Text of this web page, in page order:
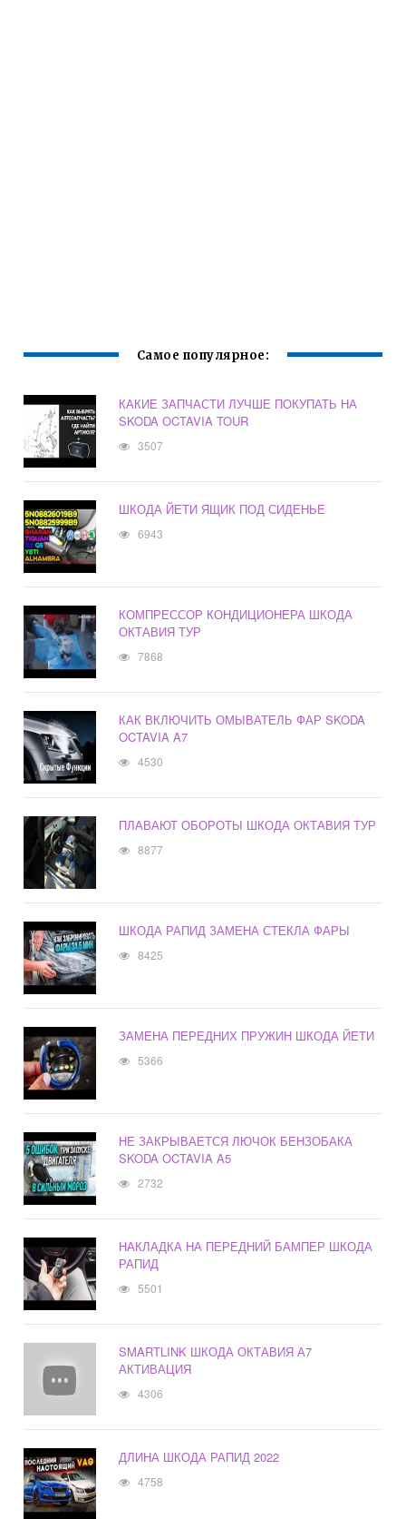
Самое популярное:
КАКИЕ ЗАПЧАСТИ ЛУЧШЕ ПОКУПАТЬ НА
SKODA OCTAVIA TOUR
3507
ШКОДА ЙЕТИ ЯЩИК ПОД СИДЕНЬЕ
6943
КОМПРЕССОР КОНДИЦИОНЕРА ШКОДА
ОКТАВИЯ ТУР
7868
КАК ВКЛЮЧИТЬ ОМЫВАТЕЛЬ ФАР SKODA
OCTAVIA A7
4530
ПЛАВАЮТ ОБОРОТЫ ШКОДА ОКТАВИЯ ТУР
8877
ШКОДА РАПИД ЗАМЕНА СТЕКЛА ФАРЫ
8425
ЗАМЕНА ПЕРЕДНИХ ПРУЖИН ШКОДА ЙЕТИ
5366
НЕ ЗАКРЫВАЕТСЯ ЛЮЧОК БЕНЗОБАКА
SKODA OCTAVIA A5
2732
НАКЛАДКА НА ПЕРЕДНИЙ БАМПЕР ШКОДА
РАПИД
5501
SMARTLINK ШКОДА ОКТАВИЯ А7
АКТИВАЦИЯ
4306
ДЛИНА ШКОДА РАПИД 2022
4758